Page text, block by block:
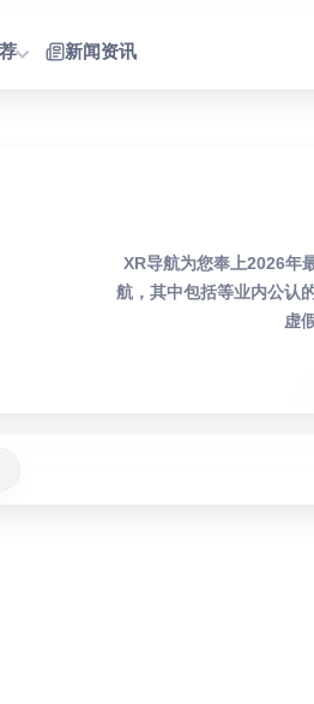
新闻资讯
XR导航为您奉上2026年
航，其中包括等业内公认
虚